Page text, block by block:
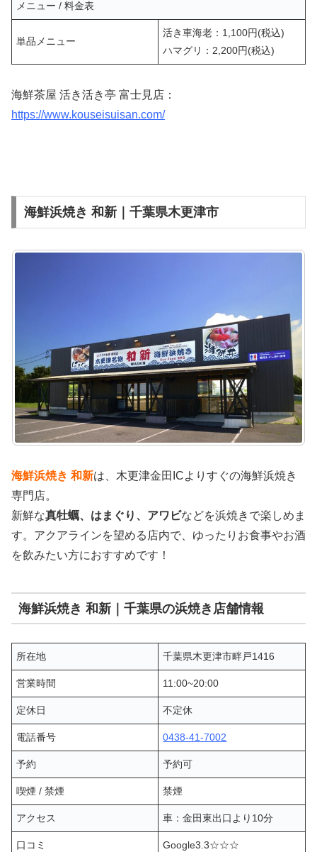
メニュー / 料金表
単品メニュー
活き車海老：1,100円(税込)
ハマグリ：2,200円(税込)
海鮮茶屋 活き活き亭 富士見店：
https://www.kouseisuisan.com/
海鮮浜焼き 和新｜千葉県木更津市
海鮮浜焼き 和新は、木更津金田ICよりすぐの海鮮浜焼き
専門店。
新鮮な真牡蠣、はまぐり、アワビなどを浜焼きで楽しめま
す。アクアラインを望める店内で、ゆったりお食事やお酒
を飲みたい方におすすめです！
海鮮浜焼き 和新｜千葉県の浜焼き店舗情報
所在地 千葉県木更津市畔戸1416
営業時間 11:00~20:00
定休日 不定休
電話番号 0438-41-7002
予約 予約可
喫煙 / 禁煙 禁煙
アクセス 車：金田東出口より10分
口コミ Google3.3☆☆☆